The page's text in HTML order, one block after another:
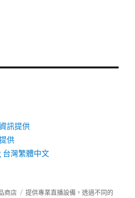
訊提供
供
灣繁體中文
商店 提供專業直播設備，透過不同的